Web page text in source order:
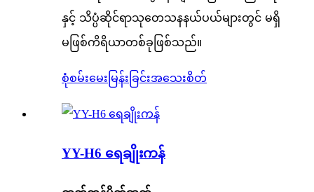
နှင့် သိပ္ပံဆိုင်ရာသုတေသနနယ်ပယ်များတွင် မရှိ
မဖြစ်ကိရိယာတစ်ခုဖြစ်သည်။
စုံစမ်းမေးမြန်းခြင်းအသေးစိတ်
YY-H6 ရေချိုးကန်